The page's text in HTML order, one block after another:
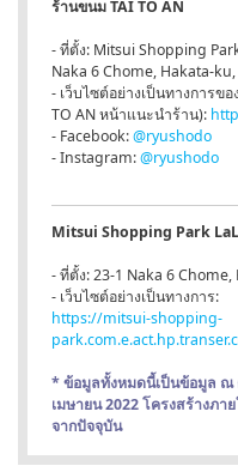
ร้านขนม TAI TO AN
- ที่ตั้ง: Mitsui Shopping
Naka 6 Chome, Hakata-
- เว็บไซต์อย่างเป็นทางการข
TO AN หน้าแนะนำร้าน):
- Facebook:@ryushodo
- Instagram:@ryushodo
Mitsui Shopping Park
- ที่ตั้ง: 23-1 Naka 6
- เว็บไซต์อย่างเป็นทางการ:
https://mitsui-shopping-
* ข้อมูลทั้งหมดนี้เป็นข้อมูล ณ
เมษายน 2022 โครงสร้างภ
จากปัจจุบัน